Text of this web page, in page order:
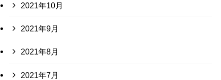
2021年10月
2021年9月
2021年8月
2021年7月